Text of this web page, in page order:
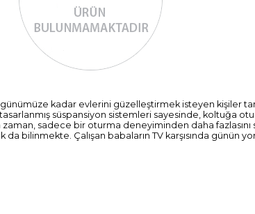
kadar evlerini güzelleştirmek isteyen kişiler
süspansiyon sistemleri sayesinde, koltuğa
sadece bir oturma deneyiminden daha fazlasını
bilinmekte. Çalışan babaların TV karşısında günün